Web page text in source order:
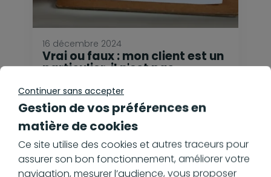
16 décembre 2024
Vrai ou faux : mon client est un
particulier, il n'est pas
En savoir plus
Continuer sans accepter
Gestion de vos préférences en
matière de cookies
Ce site utilise des cookies et autres traceurs pour
assurer son bon fonctionnement, améliorer votre
navigation, mesurer l’audience, vous proposer